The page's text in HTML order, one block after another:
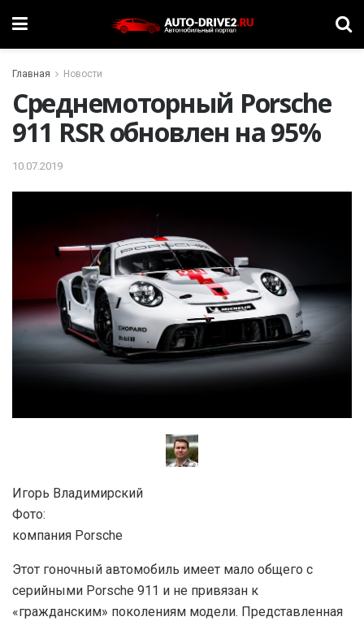
Главная Новости
Среднемоторный Porsche
911 RSR обновлен на 95%
10.07.2019
Игорь Владимирский
Фото:
компания Porsсhe
Этот гоночный автомобиль имеет мало общего с
серийными Porsche 911 и не привязан к
«гражданским» поколениям модели. Представленная